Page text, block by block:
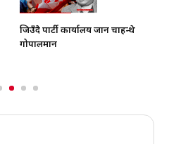
जिउँदै पार्टी कार्यालय जान चाहन्थे
गोपालमान